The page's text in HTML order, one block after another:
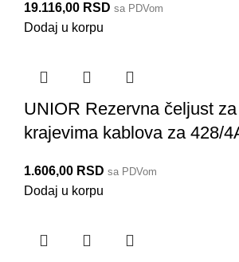
19.116,00 RSD sa PDVom
Dodaj u korpu
UNIOR Rezervna čeljust
krajevima kablova za 428/
1.606,00 RSD sa PDVom
Dodaj u korpu